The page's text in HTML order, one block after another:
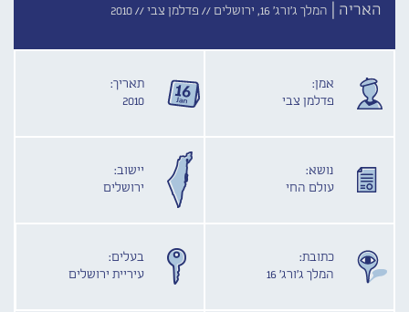
האריה | המלך ג'ורג' 16, ירושלים // פדלמן צבי //2010
אמן:
פדלמן צבי
תאריך:
2010
נושא:
עולם החי
יישוב:
ירושלים
כתובת:
המלך ג'ורג' 16
בעלים:
עיריית ירושלים